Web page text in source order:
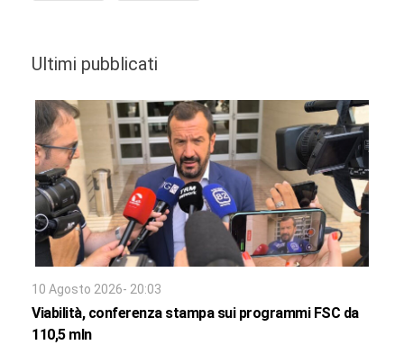
Ultimi pubblicati
10 Agosto 2026- 20:03
Viabilità, conferenza stampa sui programmi FSC da
110,5 mln